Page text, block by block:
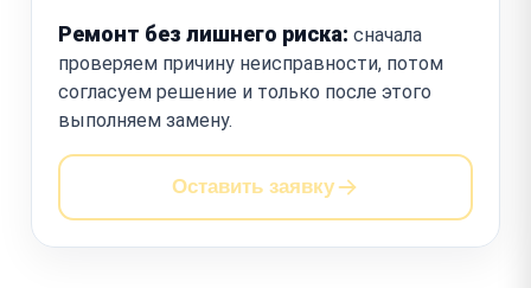
Ремонт без лишнего риска: сначала
проверяем причину неисправности, потом
согласуем решение и только после этого
выполняем замену.
Оставить заявку